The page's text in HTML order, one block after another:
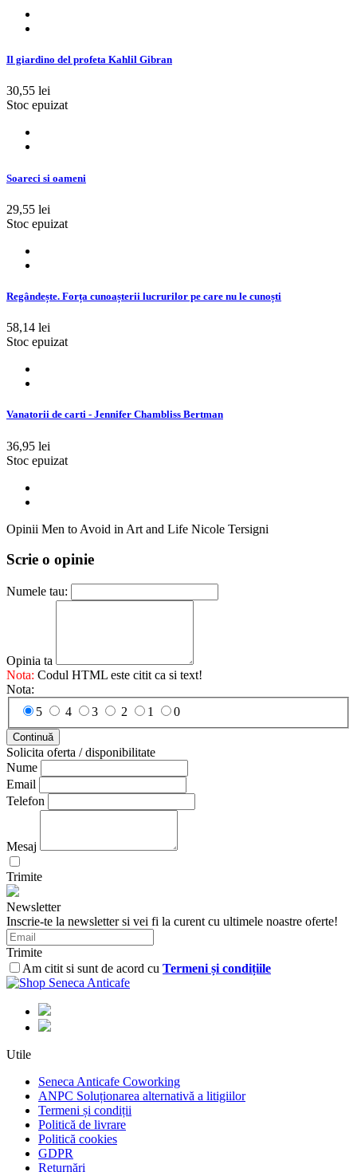
Il giardino del profeta Kahlil Gibran
30,55 lei
Stoc epuizat
Soareci si oameni
29,55 lei
Stoc epuizat
Regândește. Forța cunoașterii lucrurilor pe care nu le cunoști
58,14 lei
Stoc epuizat
Vanatorii de carti - Jennifer Chambliss Bertman
36,95 lei
Stoc epuizat
Opinii Men to Avoid in Art and Life Nicole Tersigni
Scrie o opinie
Numele tau:
Opinia ta
Nota: Codul HTML este citit ca si text!
Nota:
5
4 3 2 1 0
Continuă
Solicita oferta / disponibilitate
Nume
Email
Telefon
Mesaj
Trimite
Newsletter
Inscrie-te la newsletter si vei fi la curent cu ultimele noastre oferte!
Trimite
Am citit si sunt de acord cu Termeni și condițiile
Utile
Seneca Anticafe Coworking
ANPC Soluționarea alternativă a litigiilor
Termeni și condiții
Politică de livrare
Politică cookies
GDPR
Returnări